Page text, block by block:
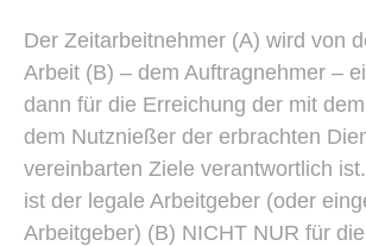
Der Zeitarbeitnehmer (A) wird von
Arbeit (B) – dem Auftragnehmer –
dann für die Erreichung der mit
dem Nutznießer der erbrachten
vereinbarten Ziele verantwortlich
ist der legale Arbeitgeber (oder
Arbeitgeber) (B) NICHT NUR für